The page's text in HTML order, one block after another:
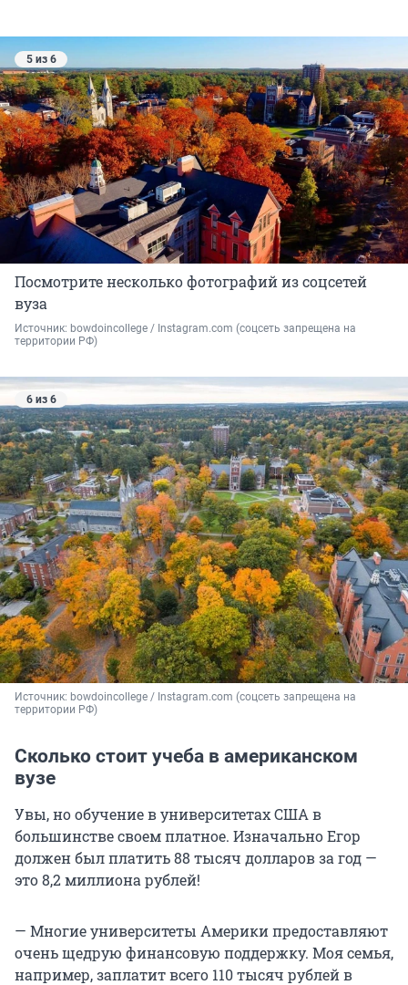
5 из 6
Посмотрите несколько фотографий из соцсетей
вуза
Источник: bowdoincollege / Instagram.com (соцсеть запрещена на
территории РФ)
6 из 6
Источник: bowdoincollege / Instagram.com (соцсеть запрещена на
территории РФ)
Сколько стоит учеба в американском
вузе
Увы, но обучение в университетах США в
большинстве своем платное. Изначально Егор
должен был платить88 тысяч долларов за год —
это8,2 миллиона рублей!
— Многие университеты Америки предоставляют
очень щедрую финансовую поддержку. Моя семья,
например, заплатит всего 110 тысяч рублей в